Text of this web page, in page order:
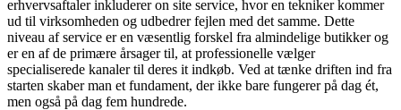
erhvervsaftaler inkluderer on site service, hvor en tekniker kommer
ud til virksomheden og udbedrer fejlen med det samme. Dette
niveau af service er en væsentlig forskel fra almindelige butikker og
er en af de primære årsager til, at professionelle vælger
specialiserede kanaler til deres it indkøb. Ved at tænke driften ind fra
starten skaber man et fundament, der ikke bare fungerer på dag ét,
men også på dag fem hundrede.